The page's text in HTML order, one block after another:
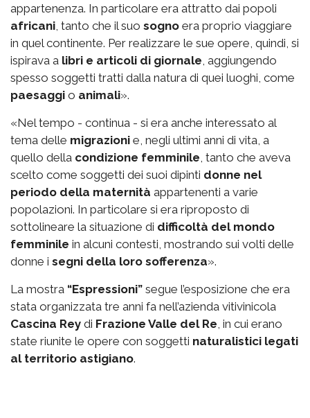
appartenenza. In particolare era attratto dai popoli
africani , tanto che il suo sogno era proprio viaggiare
in quel continente. Per realizzare le sue opere, quindi, si
ispirava a libri e articoli di giornale , aggiungendo
spesso soggetti tratti dalla natura di quei luoghi, come
paesaggi o animali».
«Nel tempo - continua - si era anche interessato al
tema delle migrazioni e, negli ultimi anni di vita, a
quello della condizione femminile , tanto che aveva
scelto come soggetti dei suoi dipinti donne nel
periodo della maternità appartenenti a varie
popolazioni. In particolare si era riproposto di
sottolineare la situazione di difficoltà del mondo
femminile in alcuni contesti, mostrando sui volti delle
donne i segni della loro sofferenza».
La mostra “Espressioni” segue l’esposizione che era
stata organizzata tre anni fa nell’azienda vitivinicola
Cascina Rey di Frazione Valle del Re , in cui erano
state riunite le opere con soggetti naturalistici legati
al territorio astigiano.